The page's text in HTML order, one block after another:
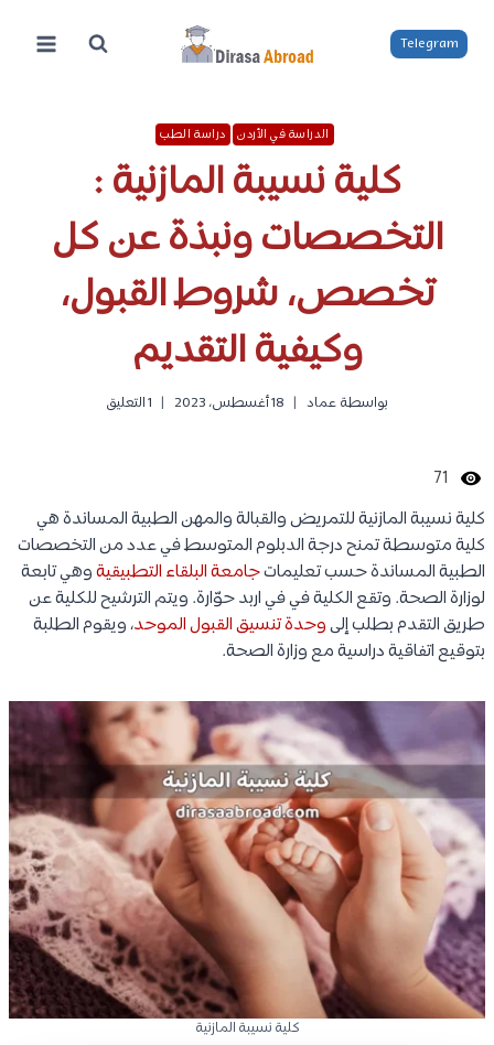
المحتوى
Telegram
الدراسة في الأردن دراسة الطب
كلية نسيبة المازنية :
التخصصات ونبذة عن كل
تخصص، شروط القبول،
وكيفية التقديم
بواسطة عماد 18 أغسطس، 2023 1 التعليق
71
كلية نسيبة المازنية للتمريض والقبالة والمهن الطبية المساندةهي
كلية متوسطة تمنح درجة الدبلوم المتوسط في عدد من التخصصات
الطبية المساندة حسب تعليماتجامعة البلقاء التطبيقيةوهي تابعة
لوزارة الصحة. وتقع الكلية في في اربد حوّارة. ويتم الترشيح للكلية عن
طريق التقدم بطلب إلىوحدة تنسيق القبول الموحد، ويقوم الطلبة
بتوقيع اتفاقية دراسية مع وزارة الصحة.
كلية نسيبة المازنية